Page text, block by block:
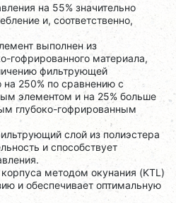
на 55% значительно
и, соответственно,
выполнен из
гофрированного материала,
фильтрующей
250% по сравнению с
элементом и на 25% больше
глубоко-гофрированным
слой из полиэстера
и способствует
методом окунания (KTL)
и обеспечивает оптимальную